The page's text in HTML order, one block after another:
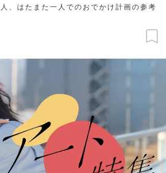
、はたまた一人でのおでかけ計画の参考